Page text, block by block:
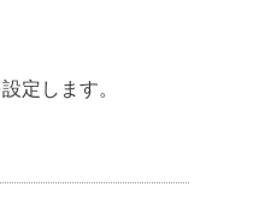
定します。